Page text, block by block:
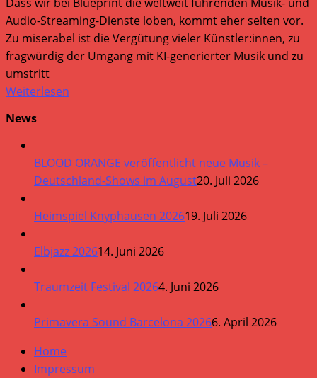
Dass wir bei Blueprint die weltweit führenden Musik- und
Audio-Streaming-Dienste loben, kommt eher selten vor.
Zu miserabel ist die Vergütung vieler Künstler:innen, zu
fragwürdig der Umgang mit KI-generierter Musik und zu
umstritt
Weiterlesen
News
BLOOD ORANGE veröffentlicht neue Musik –
Deutschland-Shows im August20. Juli 2026
Heimspiel Knyphausen 202619. Juli 2026
Elbjazz 202614. Juni 2026
Traumzeit Festival 20264. Juni 2026
Primavera Sound Barcelona 20266. April 2026
Home
Impressum